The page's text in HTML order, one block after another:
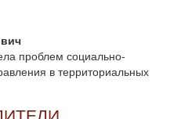
проблем социально-
в территориальных